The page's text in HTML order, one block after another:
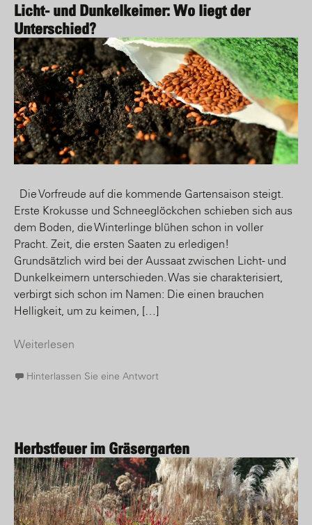
Licht- und Dunkelkeimer: Wo liegt der
Unterschied?
Die Vorfreude auf die kommende Gartensaison steigt.
Erste Krokusse und Schneeglöckchen schieben sich aus
dem Boden, die Winterlinge blühen schon in voller
Pracht. Zeit, die ersten Saaten zu erledigen!
Grundsätzlich wird bei der Aussaat zwischen Licht- und
Dunkelkeimern unterschieden. Was sie charakterisiert,
verbirgt sich schon im Namen: Die einen brauchen
Helligkeit, um zu keimen, […]
Weiterlesen
Hinterlassen Sie eine Antwort
Herbstfeuer im Gräsergarten